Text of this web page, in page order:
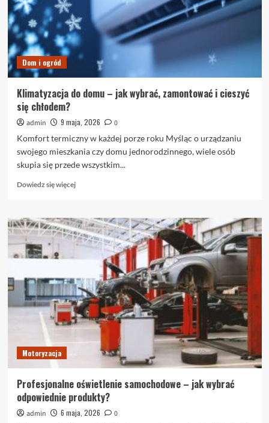
bezpieczeństwa
w
pracy
Dom i ogród
Klimatyzacja do domu – jak wybrać, zamontować i cieszyć
się chłodem?
admin 9 maja, 2026
0
Komfort termiczny w każdej porze roku Myśląc o urządzaniu
swojego mieszkania czy domu jednorodzinnego, wiele osób
skupia się przede wszystkim...
Dowiedz się więcejDowiedz
o
Klimatyzacja
do
domu
wybrać,
zamontować
i
cieszyć
się
chłodem?
Motoryzacja
Profesjonalne oświetlenie samochodowe – jak wybrać
odpowiednie produkty?
admin 6 maja, 2026
0